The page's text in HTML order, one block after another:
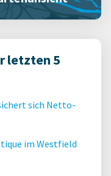
letzten 5
sich Netto-
im Westfield